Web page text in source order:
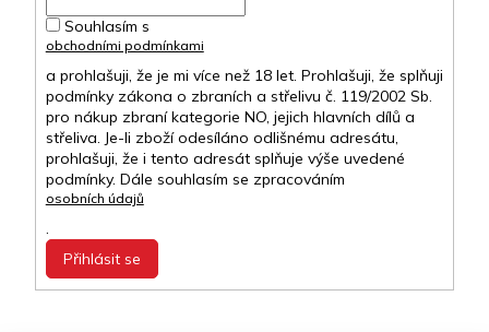
Souhlasím s
obchodními podmínkami
a prohlašuji, že je mi více než 18 let. Prohlašuji, že splňuji
podmínky zákona o zbraních a střelivu č. 119/2002 Sb.
pro nákup zbraní kategorie NO, jejich hlavních dílů a
střeliva. Je-li zboží odesíláno odlišnému adresátu,
prohlašuji, že i tento adresát splňuje výše uvedené
podmínky. Dále souhlasím se zpracováním
osobních údajů
Přihlásit se